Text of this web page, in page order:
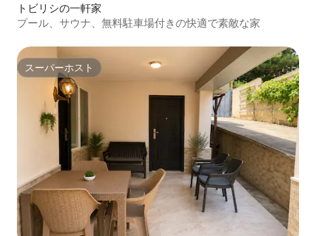
トビリシの一軒家
プール、サウナ、無料駐車場付きの快適で素敵な家
スーパーホスト
スーパーホスト